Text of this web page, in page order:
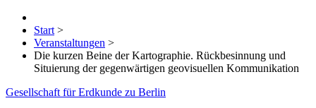
Start >
Veranstaltungen >
Die kurzen Beine der Kartographie. Rückbesinnung und
Situierung der gegenwärtigen geovisuellen Kommunikation
Gesellschaft für Erdkunde zu Berlin